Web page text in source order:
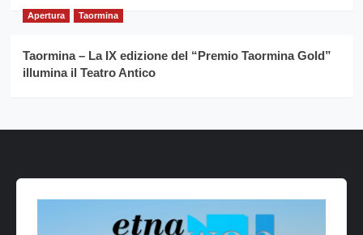
Apertura Taormina
Taormina – La IX edizione del “Premio Taormina Gold”
illumina il Teatro Antico